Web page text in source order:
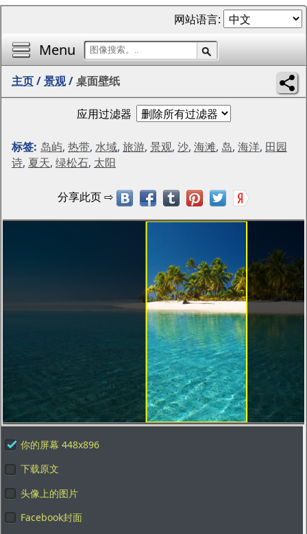
Menu
网站语言:
主页/景观/桌面壁纸
应用过滤器
标签: 岛屿, 热带, 水域, 旅游, 景观, 沙, 海滩, 岛, 海洋, 田园
诗, 夏天, 绿松石, 太阳
你的屏幕 448x896
下载原文
头像上的图片
Facebook封面